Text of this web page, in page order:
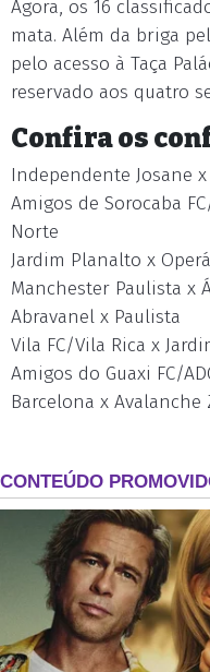
Agora, os 16
mata. Além da briga
pelo acesso à Taça
reservado aos quatro
Confira os
Independente Josane x
Amigos de Sorocaba
Norte
Jardim Planalto x
Manchester Paulista x
Abravanel x Paulista
Vila FC/Vila Rica x
Amigos do Guaxi FC/
Barcelona x Avalanche